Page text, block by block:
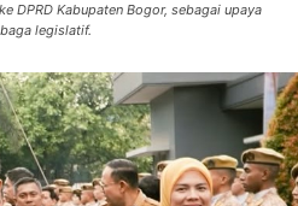
DPRD Kabupaten Bogor, sebagai upaya
legislatif.